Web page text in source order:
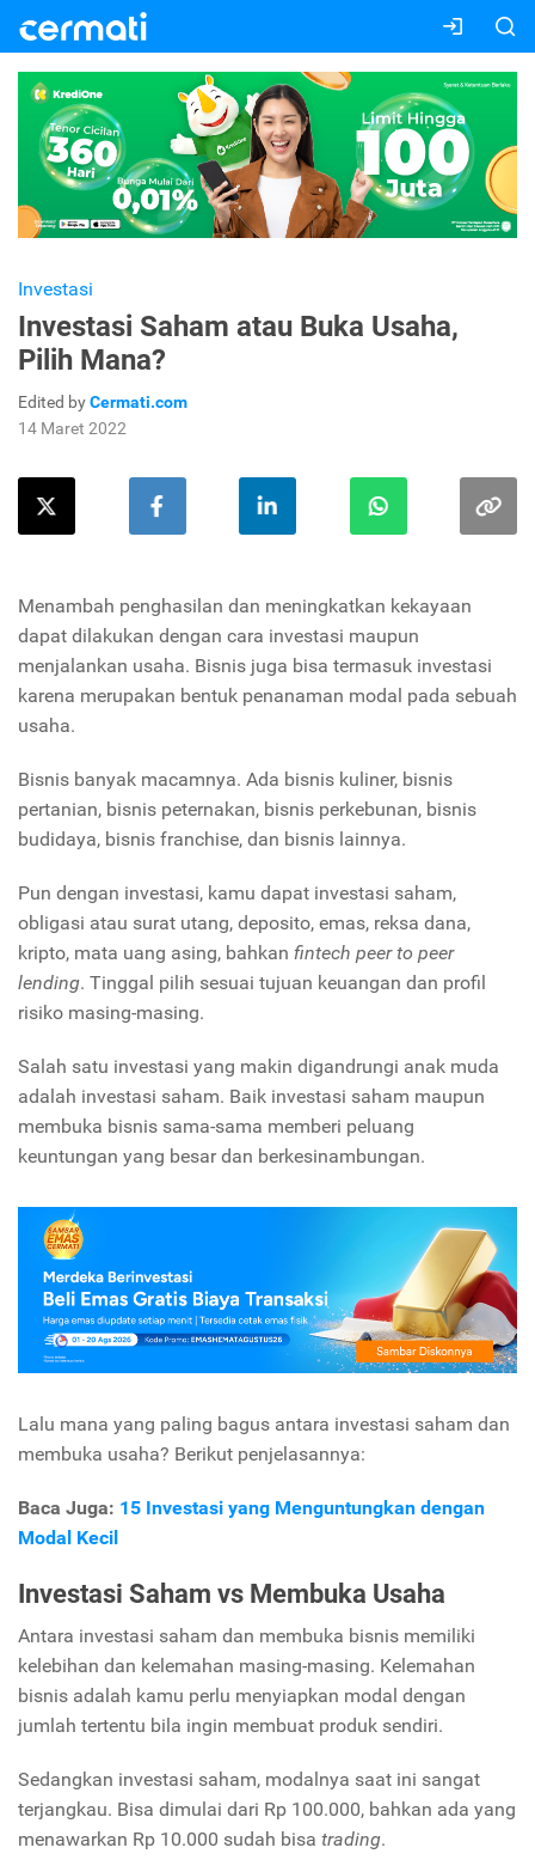
Investasi
Investasi Saham atau Buka Usaha,
Pilih Mana?
Edited byCermati.com
14 Maret 2022
Menambah penghasilan dan meningkatkan kekayaan
dapat dilakukan dengan cara investasi maupun
menjalankan usaha. Bisnis juga bisa termasuk investasi
karena merupakan bentuk penanaman modal pada sebuah
usaha.
Bisnis banyak macamnya. Ada bisnis kuliner, bisnis
pertanian, bisnis peternakan, bisnis perkebunan, bisnis
budidaya, bisnis franchise, dan bisnis lainnya.
Pun dengan investasi, kamu dapat investasi saham,
obligasi atau surat utang, deposito, emas, reksa dana,
kripto, mata uang asing, bahkan fintech peer to peer
lending. Tinggal pilih sesuai tujuan keuangan dan profil
risiko masing-masing.
Salah satu investasi yang makin digandrungi anak muda
adalah investasi saham. Baik investasi saham maupun
membuka bisnis sama-sama memberi peluang
keuntungan yang besar dan berkesinambungan.
Lalu mana yang paling bagus antara investasi saham dan
membuka usaha? Berikut penjelasannya:
Baca Juga: 15 Investasi yang Menguntungkan dengan
Modal Kecil
Investasi Saham vs Membuka Usaha
Antara investasi saham dan membuka bisnis memiliki
kelebihan dan kelemahan masing-masing. Kelemahan
bisnis adalah kamu perlu menyiapkan modal dengan
jumlah tertentu bila ingin membuat produk sendiri.
Sedangkan investasi saham, modalnya saat ini sangat
terjangkau. Bisa dimulai dari Rp 100.000, bahkan ada yang
menawarkan Rp 10.000 sudah bisa trading.